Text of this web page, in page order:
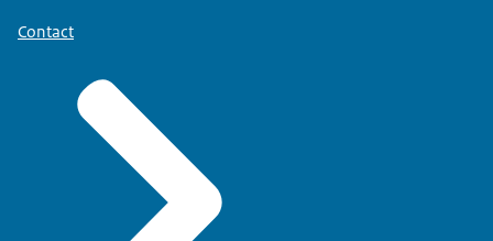
Contact